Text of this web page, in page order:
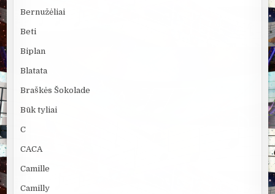
Bernužėliai
Beti
Biplan
Blatata
Braškės Šokolade
Būk tyliai
C
CACA
Camille
Camilly